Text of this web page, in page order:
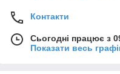
Контакти
Сьогодні працює з
Показати весь